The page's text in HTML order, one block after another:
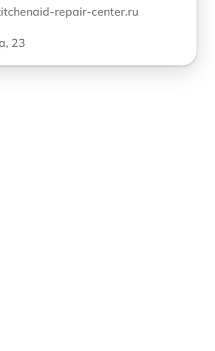
repair-center.ru
23